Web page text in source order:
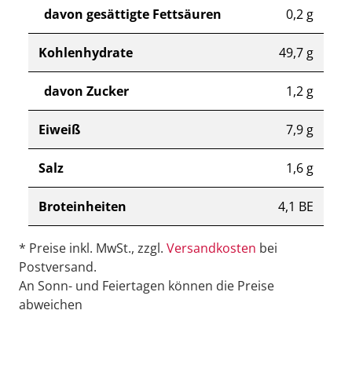
davon gesättigte Fettsäuren 0,2 g
Kohlenhydrate 49,7 g
davon Zucker 1,2 g
Eiweiß 7,9 g
Salz 1,6 g
Broteinheiten 4,1 BE
* Preise inkl. MwSt., zzgl. Versandkosten bei
Postversand.
An Sonn- und Feiertagen können die Preise
abweichen